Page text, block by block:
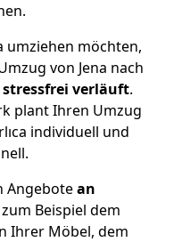
umziehen möchten,
von Jena nach
verläuft.
plant Ihren Umzug
individuell und
Angebotean
Beispiel dem
Ihrer Möbel, dem